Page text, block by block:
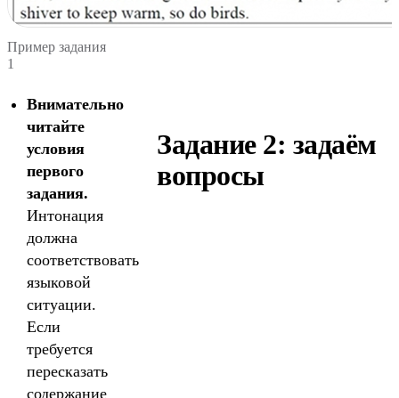
Пример задания
1
Внимательно
читайте
условия
первого
задания.
Интонация
должна
соответствовать
языковой
ситуации.
Если
требуется
пересказать
содержание
Задание 2: задаём
вопросы